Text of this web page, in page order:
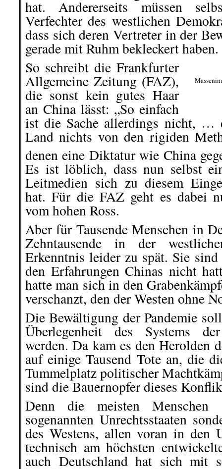
hat. Andererseits müssen
Verfechter des westlichen
dass sich deren Vertreter in der
gerade mit Ruhm bekleckert haben.
So schreibt die Frankfurter
Allgemeine Zeitung (FAZ),
die sonst kein gutes Haar
an China lässt: „So einfach
ist die Sache allerdings nicht, …
Land nichts von den rigiden
denen eine Diktatur wie China
Es ist löblich, dass nun selbst
Leitmedien sich zu diesem
hat. Für die FAZ geht es dabei
vom hohen Ross.
Aber für Tausende Menschen in
Zehntausende in der
Erkenntnis leider zu spät. Sie
den Erfahrungen Chinas nicht
hatte man sich in den
verschanzt, den der Westen ohne
Die Bewältigung der Pandemie
Überlegenheit des Systems
werden. Da kam es den Herolden
auf einige Tausend Tote an, die
Tummelplatz politischer
sind die Bauernopfer dieses
Denn die meisten
sogenannten Unrechtsstaaten
des Westens, allen voran in den
technisch am höchsten
auch Deutschland hat sich mit